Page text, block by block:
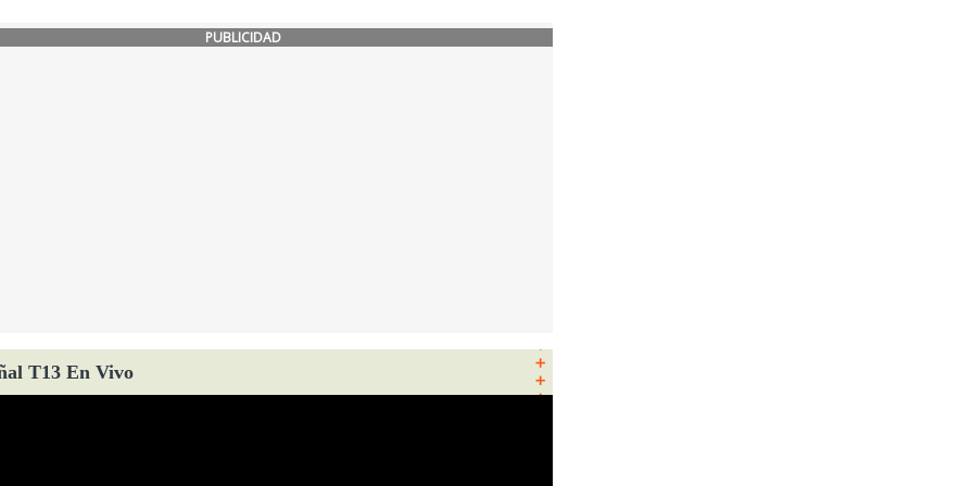
PUBLICIDAD
T13 En Vivo